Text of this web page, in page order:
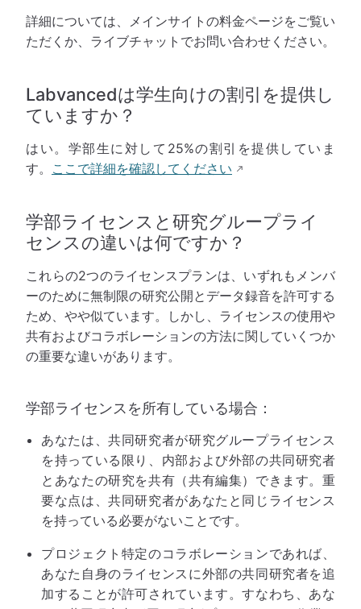
詳細については、メインサイトの料金ページをご覧い
ただくか、ライブチャットでお問い合わせください。
Labvancedは学生向けの割引を提供し
ていますか？
はい。学部生に対して25%の割引を提供していま
す。 ここで詳細を確認してください
学部ライセンスと研究グループライ
センスの違いは何ですか？
これらの2つのライセンスプランは、いずれもメンバ
ーのために無制限の研究公開とデータ録音を許可する
ため、やや似ています。しかし、ライセンスの使用や
共有およびコラボレーションの方法に関していくつか
の重要な違いがあります。
学部ライセンスを所有している場合：
あなたは、共同研究者が研究グループライセンス
を持っている限り、内部および外部の共同研究者
とあなたの研究を共有（共有編集）できます。重
要な点は、共同研究者があなたと同じライセンス
を持っている必要がないことです。
プロジェクト特定のコラボレーションであれば、
あなた自身のライセンスに外部の共同研究者を追
加することが許可されています。すなわち、あな